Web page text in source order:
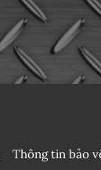
Thông tin bảo